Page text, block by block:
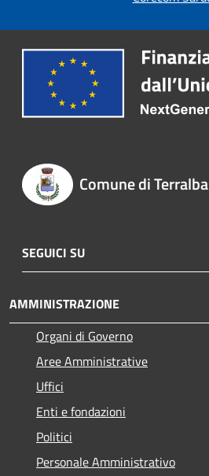
Comune di Terralba
SEGUICI SU
AMMINISTRAZIONE
Organi di Governo
Aree Amministrative
Uffici
Enti e fondazioni
Politici
Personale Amministrativo